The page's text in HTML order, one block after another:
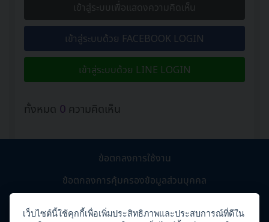
เข้าสู่ระบบเพื่อแสดงความคิดเห็น
เข้าสู่ระบบด้วย FACEBOOK LOGIN
เข้าสู่ระบบด้วย LINE LOGIN
ทั้งหมด 0 ความคิดเห็น
ข้อตกลงการใช้งาน
ข้อตกลงการคุ้มครองข้อมูลส่วนบุคคล
เว็บไซต์นี้ใช้คุกกี้เพื่อเพิ่มประสิทธิภาพและประสบการณ์ที่ดีใน